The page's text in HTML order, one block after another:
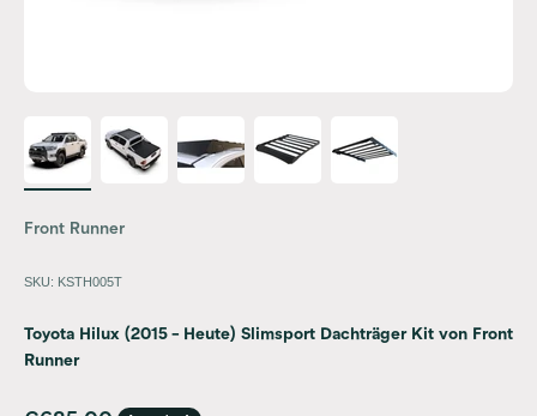
Front Runner
SKU: KSTH005T
Toyota Hilux (2015 - Heute) Slimsport Dachträger Kit von Front
Runner